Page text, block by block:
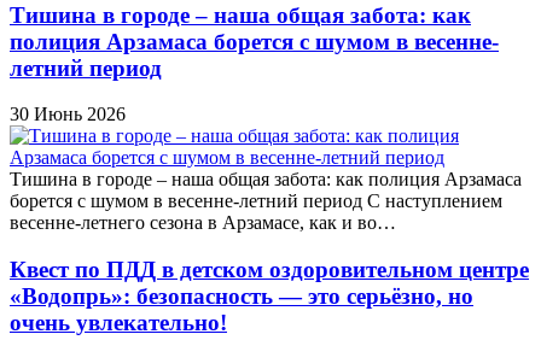
Тишина в городе – наша общая забота: как
полиция Арзамаса борется с шумом в весенне-
летний период
30 Июнь 2026
Тишина в городе – наша общая забота: как полиция Арзамаса
борется с шумом в весенне-летний период С наступлением
весенне-летнего сезона в Арзамасе, как и во…
Квест по ПДД в детском оздоровительном центре
«Водопрь»: безопасность — это серьёзно, но
очень увлекательно!